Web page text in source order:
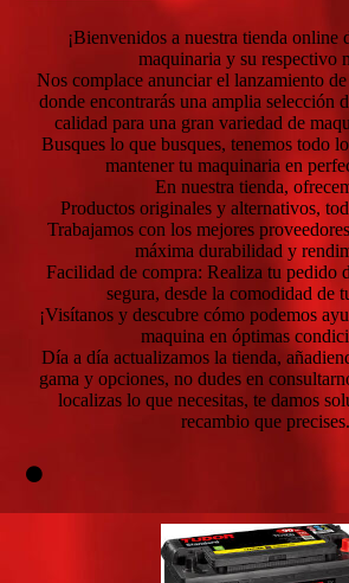
¡Bienvenidos a nuestra tienda online
maquinaria y su respectivo
Nos complace anunciar el lanzamiento
donde encontrarás una amplia selección
calidad para una gran variedad de
Busques lo que busques, tenemos todo
mantener tu maquinaria en
En nuestra tienda,
Productos originales y alternativos,
Trabajamos con los mejores
máxima durabilidad y
Facilidad de compra: Realiza tu pedido
segura, desde la comodidad de
¡Visítanos y descubre cómo podemos
maquina en óptimas
Día a día actualizamos la tienda,
gama y opciones, no dudes en
localizas lo que necesitas, te damos
recambio que precises.